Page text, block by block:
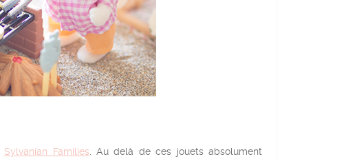
Sylvanian Families . Au delà de ces jouets absolument